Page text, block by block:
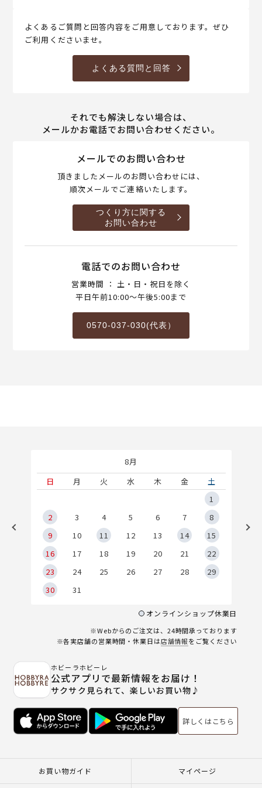
よくあるご質問と回答内容をご用意しております。ぜひ
ご利用くださいませ。
よくある質問と回答
それでも解決しない場合は、
メールかお電話でお問い合わせください。
メールでのお問い合わせ
頂きましたメールのお問い合わせには、
順次メールでご連絡いたします。
つくり方に関する
お問い合わせ
電話でのお問い合わせ
営業時間 ： 土・日・祝日を除く
平日午前10:00～午後5:00まで
0570-037-030(代表）
8月
日
月 火 水 木 金
土
1
2
3 4 5 6 7
8
9
10 11 12 13 14
15
16
17 18 19 20 21
22
23
24 25 26 27 28
29
30
31
オンラインショップ休業日
※Webからのご注文は、24時間承っております
※各実店舗の営業時間・休業日は店舗情報をご覧ください
ホビーラホビーレ
公式アプリで最新情報をお届け！
サクサク見られて、楽しいお買い物♪
詳しくはこちら
お買い物ガイド マイページ